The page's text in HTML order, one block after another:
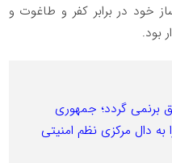
خود در برابر کفر و طاغوت و
بود.
برنمی گردد؛ جمهوری
به دال مرکزی نظم امنیتی